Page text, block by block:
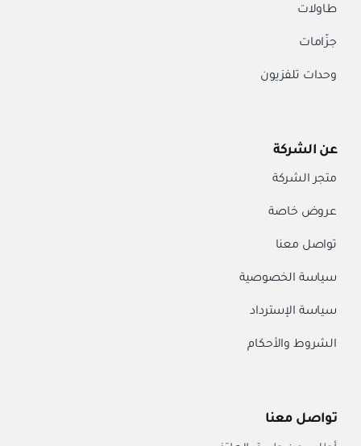
طاولات
جزّامات
وحدات تلفزيون
عن الشركة
متجر الشركة
عروض خاصة
تواصل معنا
سياسة الخصوصية
سياسة الإسترداد
الشروط والأحكام
تواصل معنا